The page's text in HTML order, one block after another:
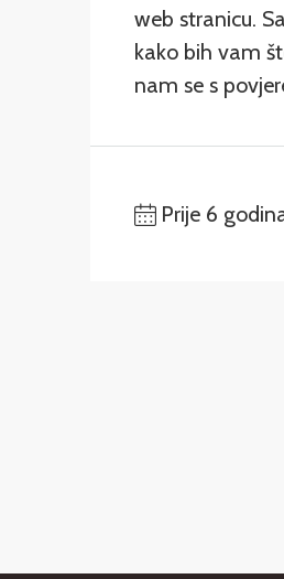
web stranicu.
kako bih vam
nam se s
Prije 6